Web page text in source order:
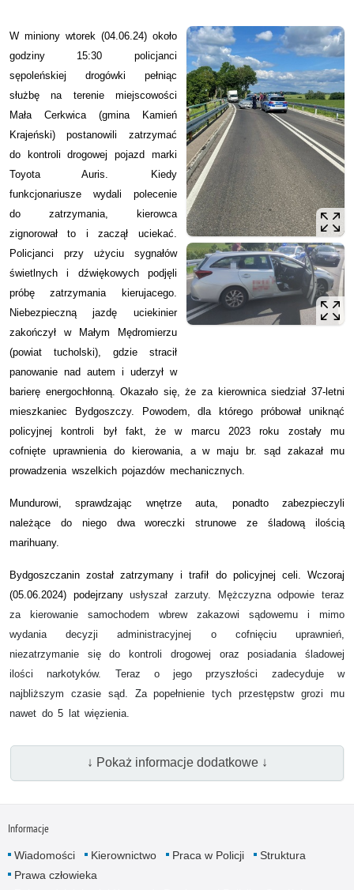
W miniony wtorek (04.06.24) około
godziny 15:30 policjanci
sępoleńskiej drogówki pełniąc
służbę na terenie miejscowości
Mała Cerkwica (gmina Kamień
Krajeński) postanowili zatrzymać
do kontroli drogowej pojazd marki
Toyota Auris. Kiedy
funkcjonariusze wydali polecenie
do zatrzymania, kierowca
zignorował to i zaczął uciekać.
Policjanci przy użyciu sygnałów
świetlnych i dźwiękowych podjęli
próbę zatrzymania kierujacego.
Niebezpieczną jazdę uciekinier
zakończył w Małym Mędromierzu
(powiat tucholski), gdzie stracił
panowanie nad autem i uderzył w
barierę energochłonną. Okazało się, że za kierownica siedział 37-letni
mieszkaniec Bydgoszczy. Powodem, dla którego próbował uniknąć
policyjnej kontroli był fakt, że w marcu 2023 roku zostały mu
cofnięte uprawnienia do kierowania, a w maju br. sąd zakazał mu
prowadzenia wszelkich pojazdów mechanicznych.
Mundurowi, sprawdzając wnętrze auta, ponadto zabezpieczyli
należące do niego dwa woreczki strunowe ze śladową ilością
marihuany.
Bydgoszczanin został zatrzymany i trafił do policyjnej celi. Wczoraj
(05.06.2024) podejrzanyusłyszał zarzuty. Mężczyzna odpowie teraz
za kierowanie samochodem wbrew zakazowi sądowemu i mimo
wydania decyzji administracyjnej o cofnięciu uprawnień,
niezatrzymanie się do kontroli drogowej oraz posiadania śladowej
ilości narkotyków. Teraz o jego przyszłości zadecyduje w
najbliższym czasie sąd. Za popełnienie tych przestępstw grozi mu
nawet do 5 lat więzienia.
↓ Pokaż informacje dodatkowe ↓
Informacje
Wiadomości Kierownictwo Praca w Policji
Struktura
Prawa człowieka